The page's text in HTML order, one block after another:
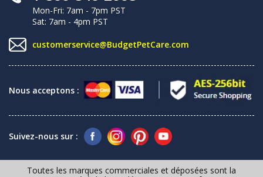
Mon-Fri: 7am - 7pm PST
Sat: 7am - 4pm PST
customerservice@BudgetPetCare.com
Nous acceptons :
Suivez-nous sur :
Toutes les marques commerciales et déposées sont la